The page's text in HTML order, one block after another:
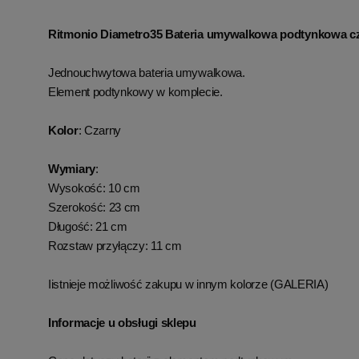
Ritmonio Diametro35 Bateria umywalkowa podtynkowa
Jednouchwytowa bateria umywalkowa.
Element podtynkowy w komplecie.
Kolor: Czarny
Wymiary:
Wysokość: 10 cm
Szerokość: 23 cm
Długość: 21 cm
Rozstaw przyłączy: 11 cm
Iistnieje możliwość zakupu w innym kolorze (GALERIA)
Informacje u obsługi sklepu